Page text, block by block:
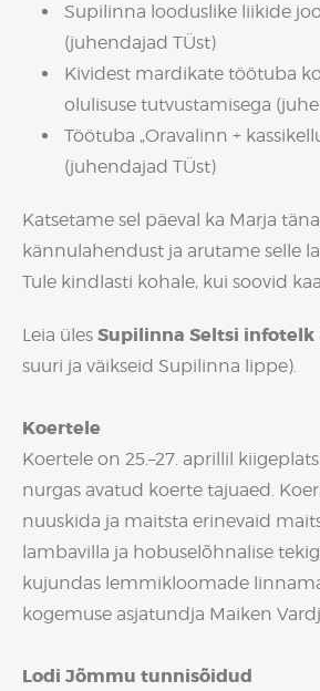
Supilinna looduslike liikide
(juhendajad TÜst)
Kividest mardikate töötuba
olulisuse tutvustamisega
Töötuba „Oravalinn +
(juhendajad TÜst)
Katsetame sel päeval ka Marja
kännulahendust ja arutame selle
Tule kindlasti kohale, kui soovid
Leia üles Supilinna Seltsi infotelk
suuri ja väikseid Supilinna lippe).
Koertele
Koertele on 25.–27. aprillil
nurgas avatud koerte tajuaed.
nuuskida ja maitsta erinevaid
lambavilla ja hobuselõhnalise
kujundas lemmikloomade
kogemuse asjatundja Maiken
Lodi Jõmmu tunnisõidud